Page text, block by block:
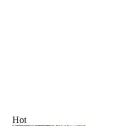
Hot